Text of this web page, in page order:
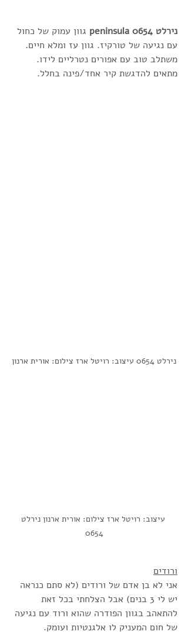
נירלט 0654 peninsula
גוון עמוק של כחול
עם נגיעה של טורקיז. גוון עז ומלא חיים.
משתלב טוב עם אפורים נטרליים לידו.
מתאים להדגשת קיר אחד/פינה בחלל.
נירלט 0654 עיצוב: רויטל ארז צילום: אורית ארנון
  עיצוב: רויטל ארז צילום: אורית ארנון נירלט
0654
ורודים
אני לא בן אדם של ורודים (לא סתם כנראה
יש לי 3 בנים) אבל הצלחתי בכל זאת
להתאהב בגוון הפודרה שהוא ורוד עם נגיעה
של חום המעניק לו אלגנטיות ועומק.